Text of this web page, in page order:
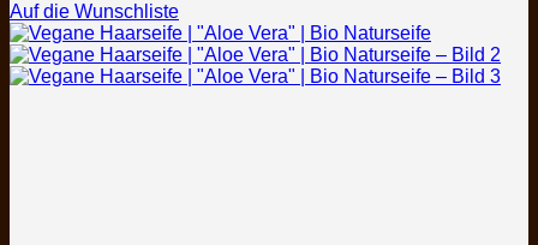
Auf die Wunschliste